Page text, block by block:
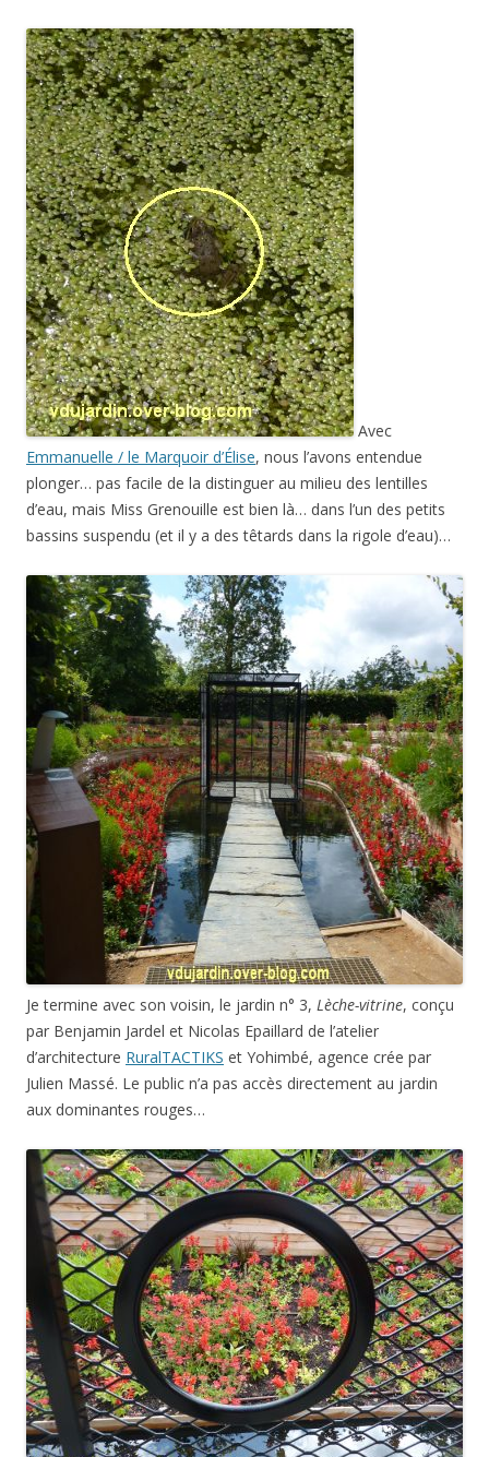
Avec
Emmanuelle / le Marquoir d’Élise, nous l’avons entendue
plonger… pas facile de la distinguer au milieu des lentilles
d’eau, mais Miss Grenouille est bien là… dans l’un des petits
bassins suspendu (et il y a des têtards dans la rigole d’eau)…
Je termine avec son voisin, le jardin n° 3, Lèche-vitrine, conçu
par Benjamin Jardel et Nicolas Epaillard de l’atelier
d’architecture RuralTACTIKS et Yohimbé, agence crée par
Julien Massé. Le public n’a pas accès directement au jardin
aux dominantes rouges…